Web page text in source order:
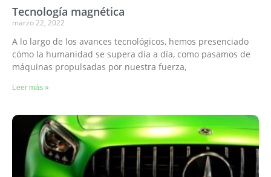
Tecnología magnética
marzo 22, 2022
A lo largo de los avances tecnológicos, hemos presenciado
cómo la humanidad se supera día a día, como pasamos de
máquinas propulsadas por nuestra fuerza,
Leer más »